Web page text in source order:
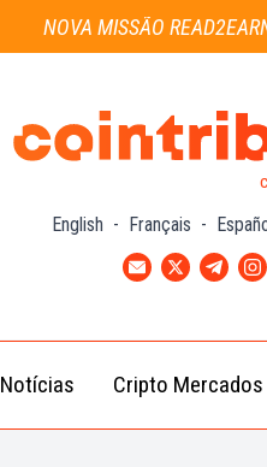
NOVA MISSÃO
English - Français -
Notícias
Notícias
Cripto
Cripto Mercados